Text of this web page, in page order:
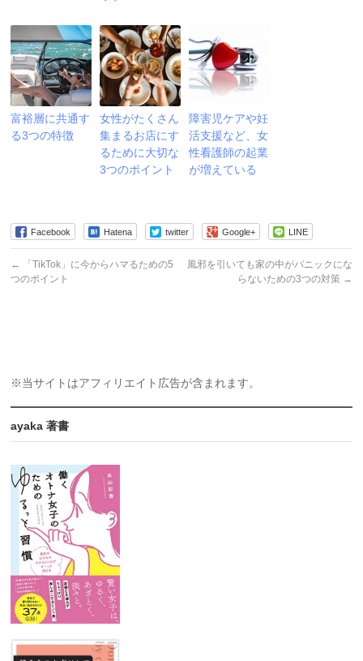
富裕層に共通す
る3つの特徴
女性がたくさん
集まるお店にす
るために大切な
3つのポイント
障害児ケアや妊
活支援など、女
性看護師の起業
が増えている
Facebook Hatena twitter Google+ LINE
←
「TikTok」に今からハマるための5
つのポイント
風邪を引いても家の中がパニックにな
らないための3つの対策 →
※当サイトはアフィリエイト広告が含まれます。
ayaka 著書